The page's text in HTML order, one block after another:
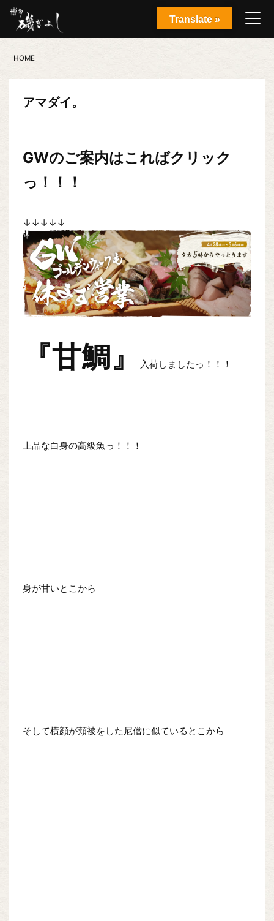
HOME
アマダイ。
GWのご案内はこればクリック
っ！！！
↓↓↓↓↓
『甘鯛』 入荷しましたっ！！！
上品な白身の高級魚っ！！！
身が甘いとこから
そして横顔が頬被をした尼僧に似ているとこから
Translate »